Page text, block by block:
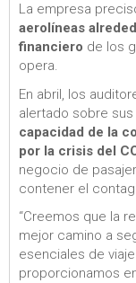
La empresa
aerolíneas
financiero de los
opera.
En abril, los
alertado sobre sus
capacidad de la
por la crisis del
negocio de
contener el
“Creemos que la
mejor camino a
esenciales de
proporcionamos